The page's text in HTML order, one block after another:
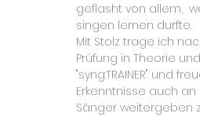
geflasht von allem,
singen lernen durfte.
Mit Stolz trage ich
Prüfung in Theorie
"syng:TRAINER" und
Erkenntnisse auch
Sänger weitergeben